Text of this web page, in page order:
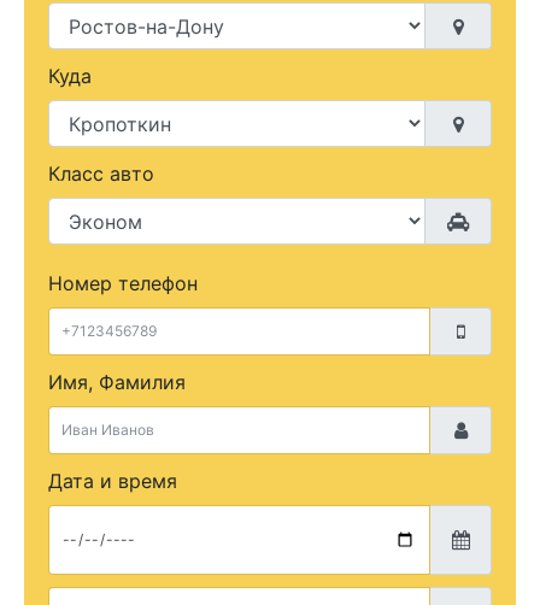
Куда
Класс авто
Номер телефон
Имя, Фамилия
Дата и время